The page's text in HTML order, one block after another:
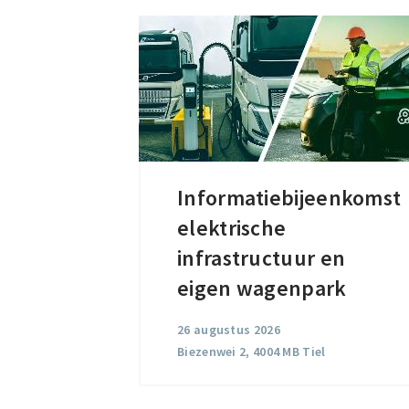
Informatiebijeenkomst
elektrische
infrastructuur en
eigen wagenpark
26 augustus 2026
Biezenwei 2, 4004 MB Tiel
Informatiebijeenkomst
elektrische
infrastructuur
en
wagenpark